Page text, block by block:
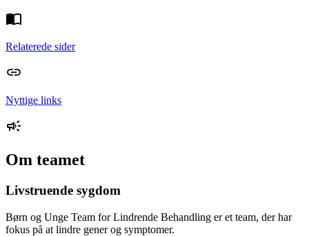
Relaterede sider
Nyttige links
Om teamet
Livstruende sygdom
Børn og Unge Team for Lindrende Behandling er et team, der har
fokus på at lindre gener og symptomer.